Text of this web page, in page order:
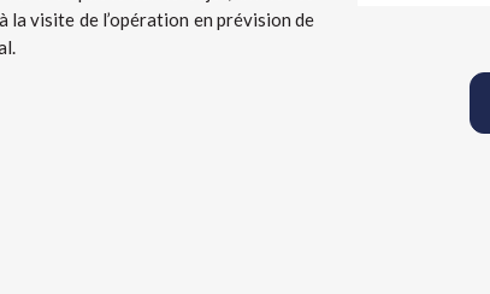
visite de l’opération en prévision de